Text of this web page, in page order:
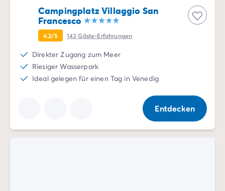
Campingplatz Villaggio San
Francesco
4.2/5 143Gäste-Erfahrungen
Direkter Zugang zum Meer
Riesiger Wasserpark
Ideal gelegen für einen Tag in Venedig
Entdecken